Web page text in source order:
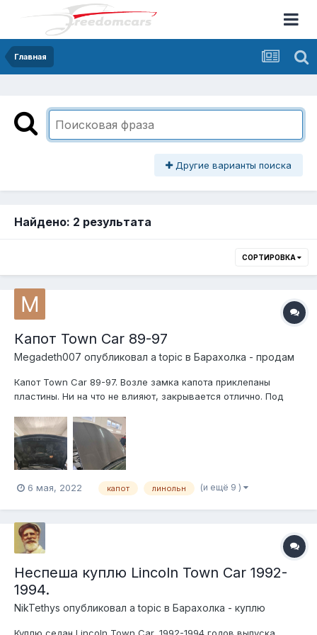
Главная
Другие варианты поиска
Найдено: 2 результата
СОРТИРОВКА
Капот Town Car 89-97
Megadeth007 опубликовал a topic в Барахолка - продам
Капот Town Car 89-97. Возле замка капота приклепаны
пластины. Ни на что не влияют, закрывается отлично. Под
6 мая, 2022 капот линольн (и ещё 9 )
Неспеша куплю Lincoln Town Car 1992-
1994.
NikTethys опубликовал a topic в Барахолка - куплю
Куплю седан Lincoln Town Car, 1992-1994 годов выпуска.